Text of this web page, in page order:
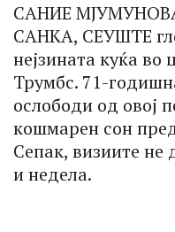
САНИЕ
САНКА, СЕУШТЕ
нејзината куќа во
Трумбс. 71-
ослободи од овој
кошмарен сон
Сепак, визиите не
и недела.